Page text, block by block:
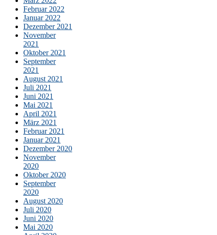
Februar 2022
Januar 2022
Dezember 2021
November
2021
Oktober 2021
September
2021
August 2021
Juli 2021
Juni 2021
Mai 2021
April 2021
März 2021
Februar 2021
Januar 2021
Dezember 2020
November
2020
Oktober 2020
September
2020
August 2020
Juli 2020
Juni 2020
Mai 2020